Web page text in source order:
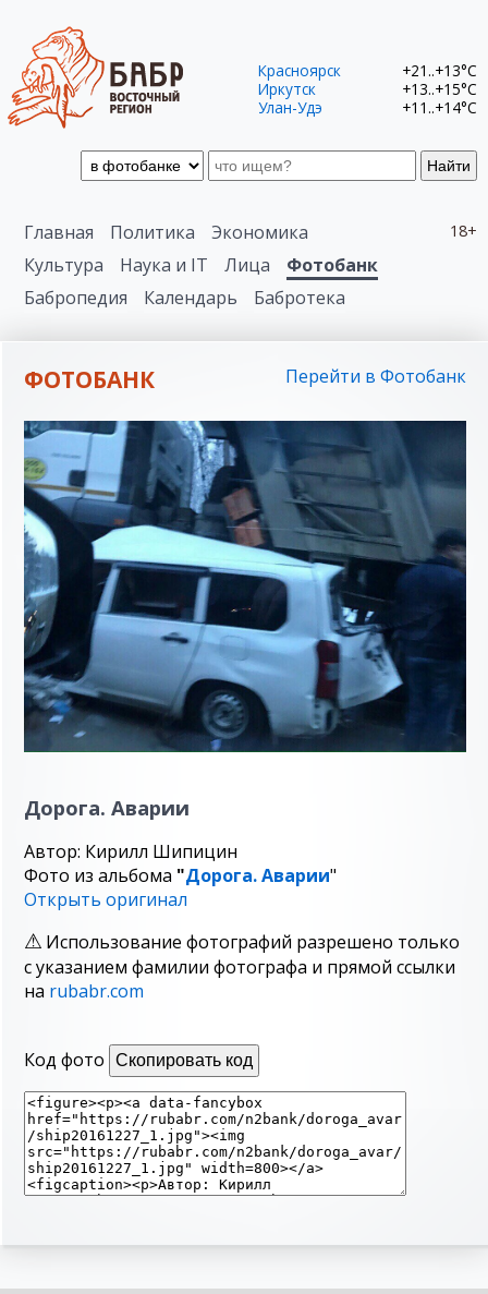
Найти
Красноярск
+21..+13°C
Иркутск
+13..+15°C
Улан-Удэ
+11..+14°C
18+
Главная Политика
Экономика
Культура
Наука и IT Лица
Фотобанк
Бабропедия
Календарь Бабротека
ФОТОБАНК Перейти в Фотобанк
Дорога. Аварии
Автор: Кирилл Шипицин
Фото из альбома "Дорога. Аварии"
Открыть оригинал
Использование фотографий разрешено только
с указанием фамилии фотографа и прямой ссылки
на rubabr.com
Код фото Скопировать код